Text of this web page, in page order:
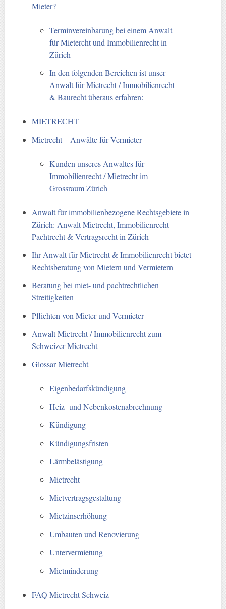
Mieter?
Terminvereinbarung bei einem Anwalt
für Mietercht und Immobilienrecht in
Zürich
In den folgenden Bereichen ist unser
Anwalt für Mietrecht / Immobilienrecht
& Baurecht überaus erfahren:
MIETRECHT
Mietrecht – Anwälte für Vermieter
Kunden unseres Anwaltes für
Immobilienrecht / Mietrecht im
Grossraum Zürich
Anwalt für immobilienbezogene Rechtsgebiete in
Zürich: Anwalt Mietrecht, Immobilienrecht
Pachtrecht & Vertragsrecht in Zürich
Ihr Anwalt für Mietrecht & Immobilienrecht bietet
Rechtsberatung von Mietern und Vermietern
Beratung bei miet- und pachtrechtlichen
Streitigkeiten
Pflichten von Mieter und Vermieter
Anwalt Mietrecht / Immobilienrecht zum
Schweizer Mietrecht
Glossar Mietrecht
Eigenbedarfskündigung
Heiz- und Nebenkostenabrechnung
Kündigung
Kündigungsfristen
Lärmbelästigung
Mietrecht
Mietvertragsgestaltung
Mietzinserhöhung
Umbauten und Renovierung
Untervermietung
Mietminderung
FAQ Mietrecht Schweiz